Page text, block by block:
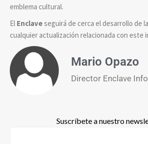
emblema cultural.
El Enclaveseguirá de cerca el desarrollo de
cualquier actualización relacionada con este
Mario Opazo
Director Enclave
Suscríbete a nuestro